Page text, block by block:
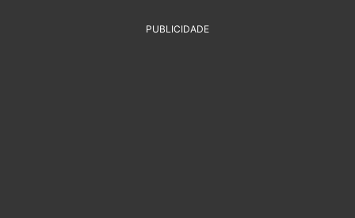
PUBLICIDADE